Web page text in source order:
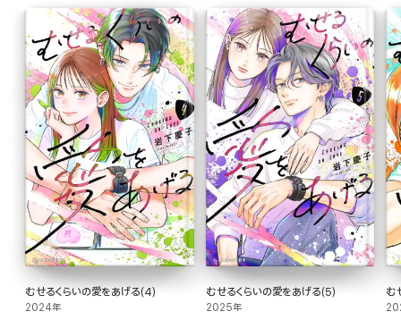
むせるくらいの愛をあげる(4)
2024年
むせるくらいの愛をあげる(5)
2025年
む